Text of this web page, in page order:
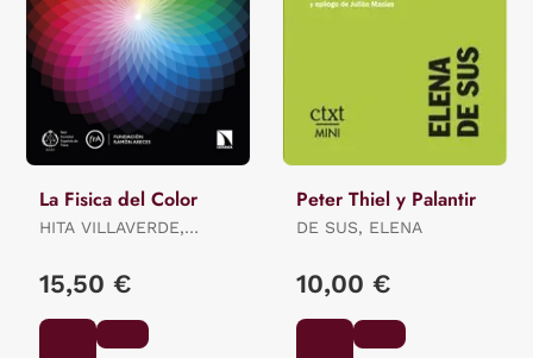
La Fisica del Color
HITA VILLAVERDE,
LUIS MI
15,50 €
Peter Thiel y Palantir
DE SUS, ELENA
10,00 €